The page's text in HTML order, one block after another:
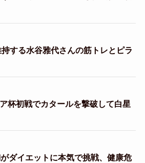
する水谷雅代さんの筋トレとピラ
杯初戦でカタールを撃破して白星
ダイエットに本気で挑戦、健康危